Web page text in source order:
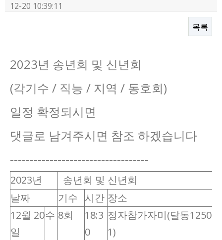
12-20 10:39:11
목록
2023년 송년회 및 신년회
(각기수 / 직능 / 지역 / 동호회)
일정 확정되시면
댓글로 남겨주시면 참조 하겠습니다
-----------------------------------
2023년
송년회 및 신년회
날짜
기수 시간 장소
12월 20
일
수 8회
18:3
0
정자참가자미(달동1250-1
1)